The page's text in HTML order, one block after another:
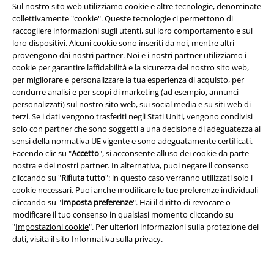
Sul nostro sito web utilizziamo cookie e altre tecnologie, denominate
collettivamente "cookie". Queste tecnologie ci permettono di
raccogliere informazioni sugli utenti, sul loro comportamento e sui
loro dispositivi. Alcuni cookie sono inseriti da noi, mentre altri
provengono dai nostri partner. Noi e i nostri partner utilizziamo i
cookie per garantire laffidabilità e la sicurezza del nostro sito web,
per migliorare e personalizzare la tua esperienza di acquisto, per
condurre analisi e per scopi di marketing (ad esempio, annunci
personalizzati) sul nostro sito web, sui social media e su siti web di
terzi. Se i dati vengono trasferiti negli Stati Uniti, vengono condivisi
solo con partner che sono soggetti a una decisione di adeguatezza ai
sensi della normativa UE vigente e sono adeguatamente certificati.
Facendo clic su "Accetto", si acconsente alluso dei cookie da parte
nostra e dei nostri partner. In alternativa, puoi negare il consenso
cliccando su "Rifiuta tutto": in questo caso verranno utilizzati solo i
cookie necessari. Puoi anche modificare le tue preferenze individuali
cliccando su "Imposta preferenze". Hai il diritto di revocare o
modificare il tuo consenso in qualsiasi momento cliccando su
"Impostazioni cookie". Per ulteriori informazioni sulla protezione dei
dati, visita il sito Informativa sulla privacy.